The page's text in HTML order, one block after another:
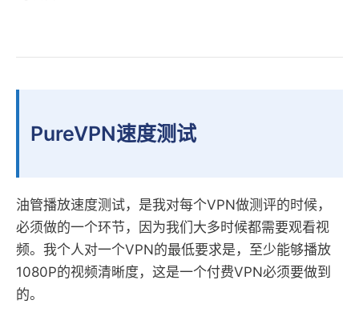
PureVPN速度测试
油管播放速度测试，是我对每个VPN做测评的时候，
必须做的一个环节，因为我们大多时候都需要观看视
频。我个人对一个VPN的最低要求是，至少能够播放
1080P的视频清晰度，这是一个付费VPN必须要做到
的。